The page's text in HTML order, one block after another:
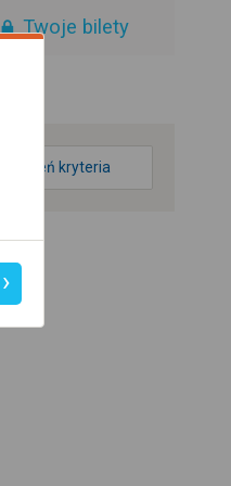
Twoje bilety
zmień kryteria